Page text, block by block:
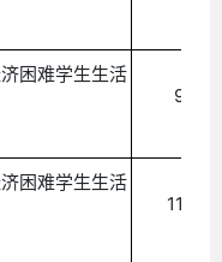
困难学生生活
9.60
困难学生生活
116.56